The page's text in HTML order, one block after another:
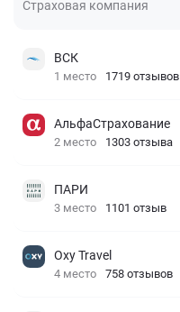
Страховая компания
ВСК
1 место 1719 отзывов
АльфаСтрахование
2 место 1303 отзыва
ПАРИ
3 место 1101 отзыв
Oxy Travel
4 место 758 отзывов